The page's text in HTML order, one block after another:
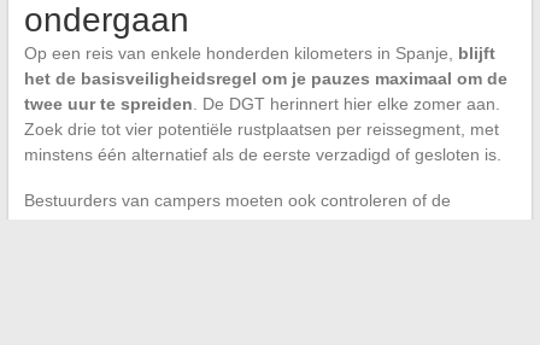
ondergaan
Op een reis van enkele honderden kilometers in Spanje, blijft
het de basisveiligheidsregel om je pauzes maximaal om de
twee uur te spreiden. De DGT herinnert hier elke zomer aan.
Zoek drie tot vier potentiële rustplaatsen per reissegment, met
minstens één alternatief als de eerste verzadigd of gesloten is.
Bestuurders van campers moeten ook controleren of de